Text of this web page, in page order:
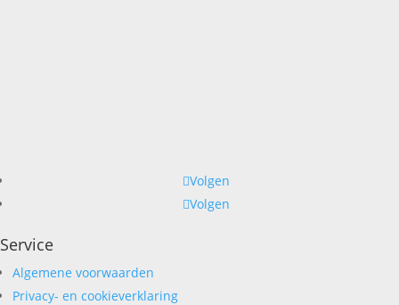
Volgen
Volgen
Service
Algemene voorwaarden
Privacy- en cookieverklaring